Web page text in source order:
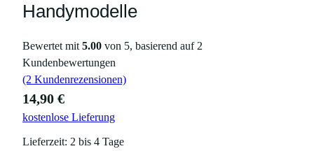
Handymodelle
Bewertet mit 5.00 von 5, basierend auf 2
Kundenbewertungen
(2 Kundenrezensionen)
14,90 €
kostenlose Lieferung
Lieferzeit: 2 bis 4 Tage